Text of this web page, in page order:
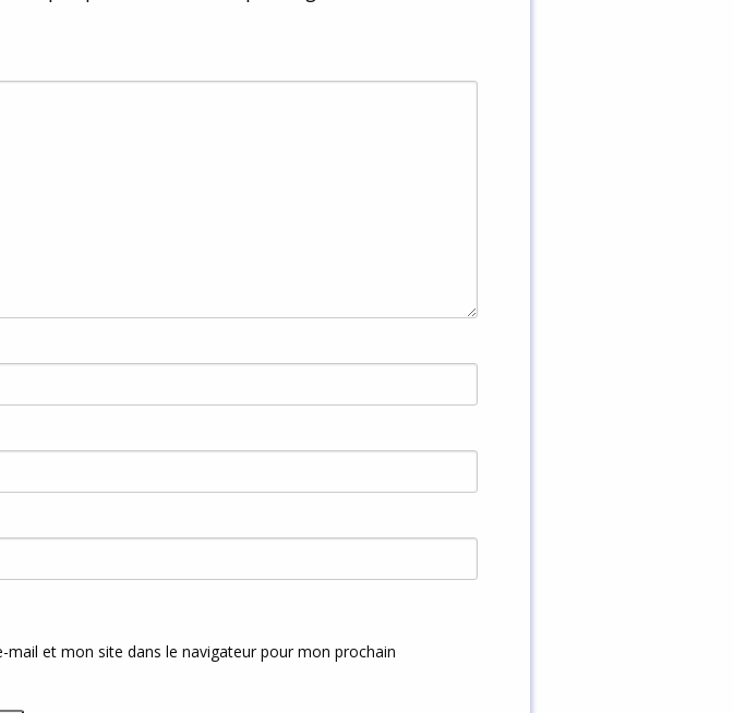
et mon site dans le navigateur pour mon prochain